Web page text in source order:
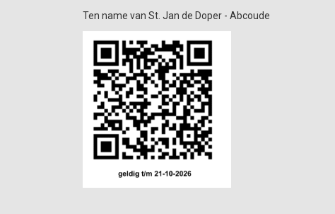
Ten name van St. Jan de Doper - Abcoude